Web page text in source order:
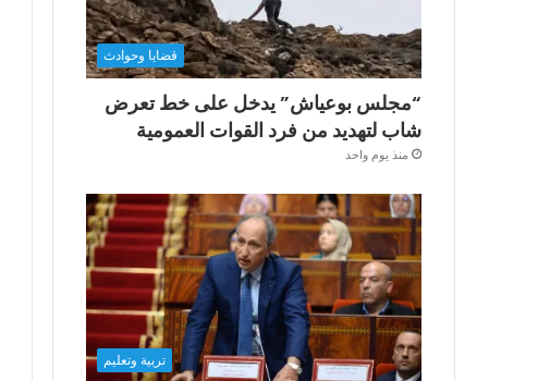
قضايا وحوادث
“مجلس بوعياش” يدخل على خط تعرض
شاب لتهديد من فرد القوات العمومية
منذ يوم واحد
تربية وتعليم